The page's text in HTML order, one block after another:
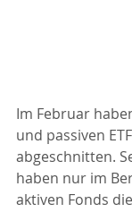
Im Februar
und passiven
abgeschnitten.
haben nur im
aktiven Fonds